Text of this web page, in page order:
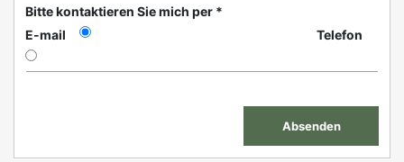
Bitte kontaktieren Sie mich per *
E-mail
Telefon